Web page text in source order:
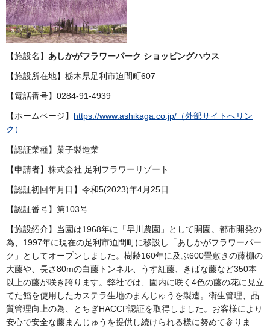
【施設名】 あしかがフラワーパーク ショッピングハウス
【施設所在地】栃木県足利市迫間町607
【電話番号】0284-91-4939
【ホームページ】 https://www.ashikaga.co.jp/（外部サイトへリン
ク）
【認証業種】菓子製造業
【申請者】株式会社 足利フラワーリゾート
【認証初回年月日】令和5(2023)年4月25日
【認証番号】第103号
【施設紹介】当園は1968年に「早川農園」として開園。都市開発の
為、1997年に現在の足利市迫間町に移設し「あしかがフラワーパー
ク」としてオープンしました。樹齢160年に及ぶ600畳敷きの藤棚の
大藤や、長さ80mの白藤トンネル、うす紅藤、きばな藤など350本
以上の藤が咲き誇ります。弊社では、園内に咲く4色の藤の花に見立
てた餡を使用したカステラ生地のまんじゅうを製造。衛生管理、品
質管理向上の為、とちぎHACCP認証を取得しました。お客様により
安心で安全な藤まんじゅうを提供し続けられる様に努めて参りま